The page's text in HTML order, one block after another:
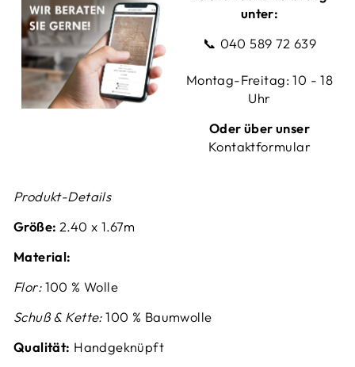
unter:
📞 040 589 72 639
Montag-Freitag: 10 - 18
Uhr
Oder über unser
Kontaktformular
Produkt-Details
Größe: 2.40 x 1.67m
Material:
Flor: 100 % Wolle
Schuß & Kette: 100 % Baumwolle
Qualität: Handgeknüpft